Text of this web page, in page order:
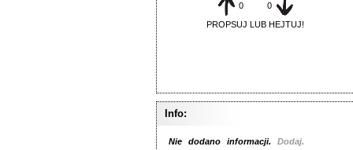
0
0
PROPSUJ LUB HEJTUJ!
Info:
Nie dodano informacji. Dodaj.